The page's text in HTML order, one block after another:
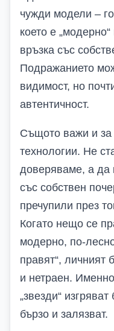
чужди модели –
което е
връзка със
Подражанието
видимост, но
автентичност.
Същото важи и за
технологии. Не
доверяваме, а да
със собствен
пречупили през
Когато нещо се
модерно, по-
правят“, личният
и нетраен.
„звезди“
бързо и залязват.